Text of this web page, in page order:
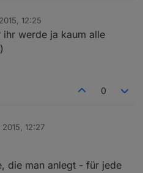
12:25
werde ja kaum alle
0
12:27
die man anlegt - für jede